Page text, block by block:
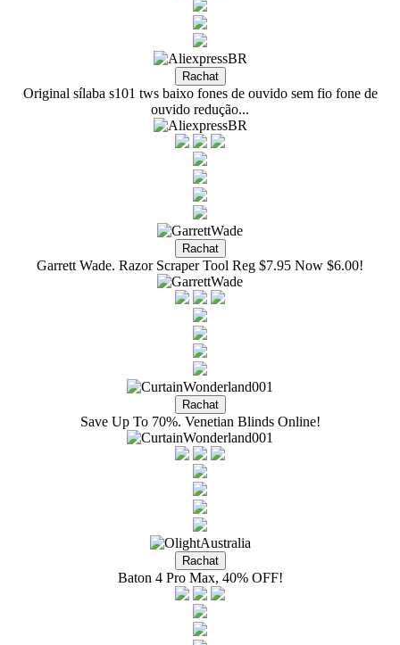
Original sílaba s101 tws baixo fones de ouvido sem fio fone de
ouvido redução...
Garrett Wade. Razor Scraper Tool Reg $7.95 Now $6.00!
Save Up To 70%. Venetian Blinds Online!
Baton 4 Pro Max, 40% OFF!